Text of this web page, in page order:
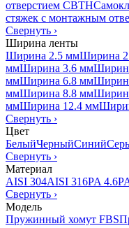
отверстием CBTH
стяжек с монтажным
Свернуть ›
Ширина ленты
Ширина 2.5 ммШирина
ммШирина 3.6 мм
ммШирина 6.8 мм
ммШирина 8.8 мм
ммШирина 12.4 мм
Свернуть ›
Цвет
БелыйЧерныйСиний
Свернуть ›
Материал
AISI 304AISI 316PA 4.6
Свернуть ›
Модель
Пружинный хомут FBS